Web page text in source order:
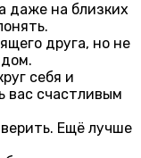
даже на близких
друга, но не
себя и
вас счастливым
Ещё лучше